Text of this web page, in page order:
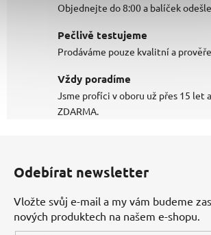
Objednejte do 8:00 a balíček
Pečlivě testujeme
Prodáváme pouze kvalitní a
Vždy poradíme
Jsme profíci v oboru už přes 15 let
ZDARMA.
Odebírat newsletter
Vložte svůj e-mail a my vám budeme
nových produktech na našem e-shopu.